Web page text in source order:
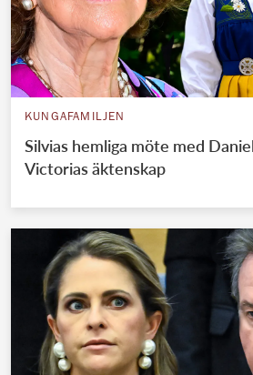
KUNGAFAMILJEN
Silvias hemliga möte med
Victorias äktenskap